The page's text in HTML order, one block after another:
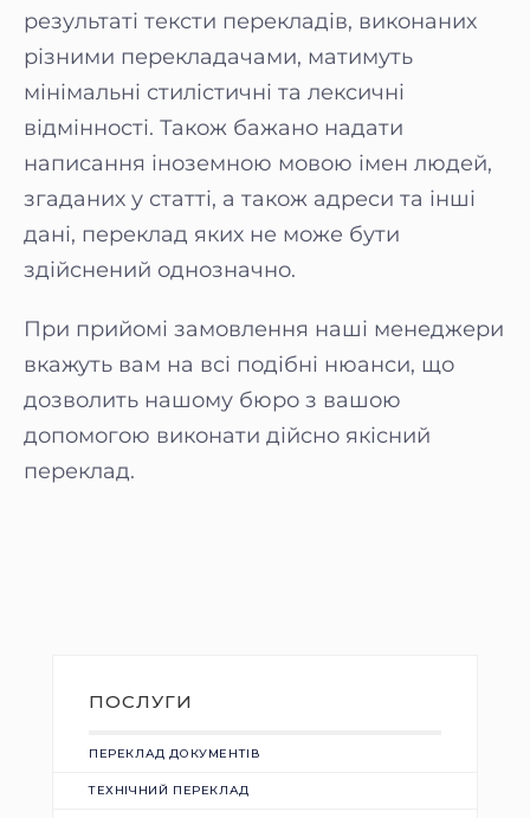
результаті тексти перекладів, виконаних
різними перекладачами, матимуть
мінімальні стилістичні та лексичні
відмінності. Також бажано надати
написання іноземною мовою імен людей,
згаданих у статті, а також адреси та інші
дані, переклад яких не може бути
здійснений однозначно.
При прийомі замовлення наші менеджери
вкажуть вам на всі подібні нюанси, що
дозволить нашому бюро з вашою
допомогою виконати дійсно якісний
переклад.
ПОСЛУГИ
ПЕРЕКЛАД ДОКУМЕНТІВ
ТЕХНІЧНИЙ ПЕРЕКЛАД